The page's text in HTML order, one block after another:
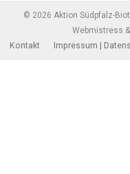
© 2026 Aktion Südpfalz-
Webmistress
Kontakt Impressum |